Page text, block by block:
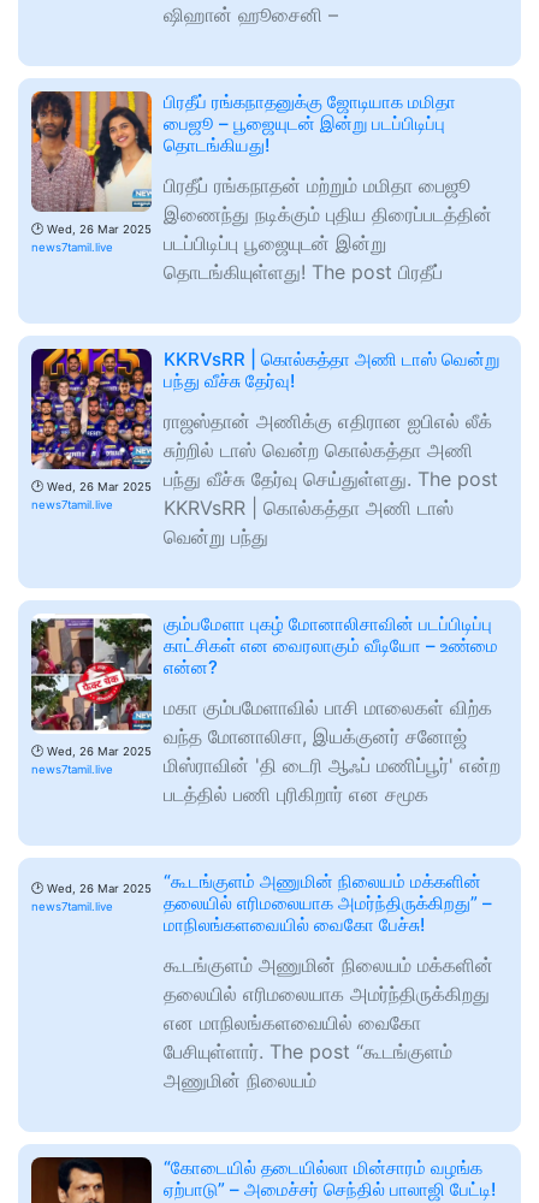
ஷிஹான் ஹூசைனி –
🕑 Wed, 26 Mar 2025
news7tamil.live
பிரதீப் ரங்கநாதனுக்கு ஜோடியாக மமிதா
பைஜூ – பூஜையுடன் இன்று படப்பிடிப்பு
தொடங்கியது!
பிரதீப் ரங்கநாதன் மற்றும் மமிதா பைஜூ
இணைந்து நடிக்கும் புதிய திரைப்படத்தின்
படப்பிடிப்பு பூஜையுடன் இன்று
தொடங்கியுள்ளது! The post பிரதீப்
🕑 Wed, 26 Mar 2025
news7tamil.live
KKRVsRR | கொல்கத்தா அணி டாஸ் வென்று
பந்து வீச்சு தேர்வு!
ராஜஸ்தான் அணிக்கு எதிரான ஐபிஎல் லீக்
சுற்றில் டாஸ் வென்ற கொல்கத்தா அணி
பந்து வீச்சு தேர்வு செய்துள்ளது. The post
KKRVsRR | கொல்கத்தா அணி டாஸ்
வென்று பந்து
🕑 Wed, 26 Mar 2025
news7tamil.live
கும்பமேளா புகழ் மோனாலிசாவின் படப்பிடிப்பு
காட்சிகள் என வைரலாகும் வீடியோ – உண்மை
என்ன?
மகா கும்பமேளாவில் பாசி மாலைகள் விற்க
வந்த மோனாலிசா, இயக்குனர் சனோஜ்
மிஸ்ராவின் 'தி டைரி ஆஃப் மணிப்பூர்' என்ற
படத்தில் பணி புரிகிறார் என சமூக
🕑 Wed, 26 Mar 2025
news7tamil.live
“கூடங்குளம் அணுமின் நிலையம் மக்களின்
தலையில் எரிமலையாக அமர்ந்திருக்கிறது” –
மாநிலங்களவையில் வைகோ பேச்சு!
கூடங்குளம் அணுமின் நிலையம் மக்களின்
தலையில் எரிமலையாக அமர்ந்திருக்கிறது
என மாநிலங்களவையில் வைகோ
பேசியுள்ளார். The post “கூடங்குளம்
அணுமின் நிலையம்
“கோடையில் தடையில்லா மின்சாரம் வழங்க
ஏற்பாடு” – அமைச்சர் செந்தில் பாலாஜி பேட்டி!